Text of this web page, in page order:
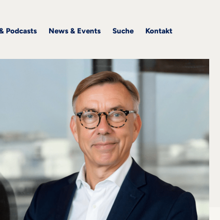
Podcasts News & Events Suche Kontakt